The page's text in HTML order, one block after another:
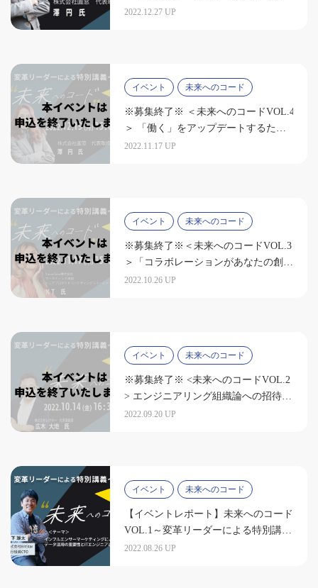
トするために必要なマインドセット
2022.12.27 UP
イベント 未来へのコード
※募集終了※ ＜未来へのコードVOL.4
＞ 「働く」をアップデートするため
に必要なマインドセット（澤 円氏）
2022.11.17 UP
イベント 未来へのコード
※募集終了※＜未来へのコードVOL.3
＞「コラボレーションがあなたの創造
性を解き放つ」KT氏 (Snowflake株式
2022.10.26 UP
イベント 未来へのコード
※募集終了※ <未来へのコードVOL.2
> エンジニアリング組織論への招待
（登壇者：広木 大地氏）
2022.09.20 UP
イベント 未来へのコード
【イベントレポート】未来へのコード
VOL.1～変革リーダーによる特別講義
～
2022.08.26 UP